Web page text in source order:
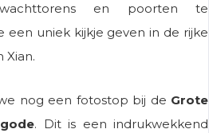
wachttorens en poorten te
een uniek kijkje geven in de rijke
Xian.
nog een fotostop bij de Grote
. Dit is een indrukwekkend